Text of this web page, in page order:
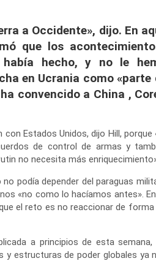
a Occidente», dijo. En
que los
hecho, y no le
en Ucrania como «parte
convencido a China ,
Estados Unidos, dijo Hill, porque
de control de armas y
no necesita más
podía depender del paraguas
«no como lo hacíamos antes».
el reto es no reaccionar de forma
a principios de esta semana,
y estructuras de poder globales ya